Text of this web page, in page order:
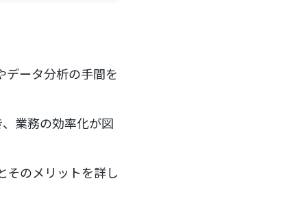
ータ分析の手間を
業務の効率化が図
のメリットを詳し